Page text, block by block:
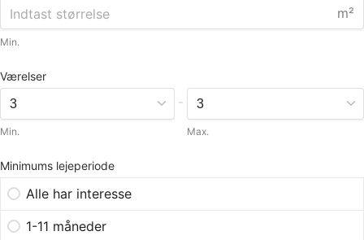
m²
Min.
Værelser
Min.
-
Max.
Minimums lejeperiode
Alle har interesse
1-11 måneder